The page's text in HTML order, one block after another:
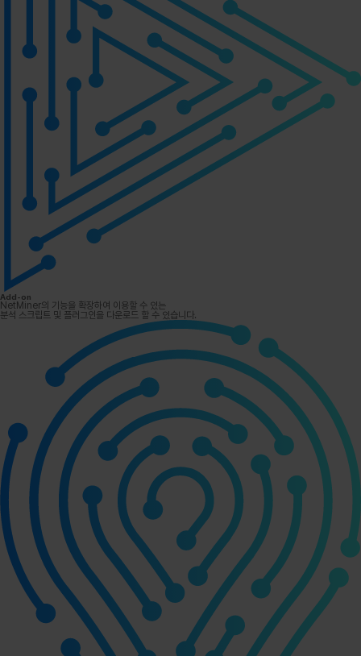
Add-on
NetMiner의 기능을 확장하여 이용할 수 있는
분석 스크립트 및 플러그인을 다운로드 할 수 있습니다.